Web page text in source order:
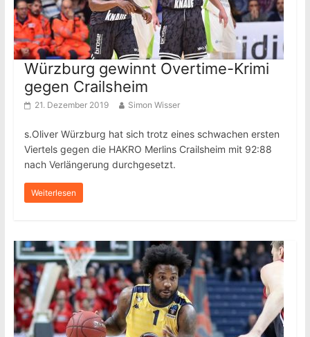
Würzburg gewinnt Overtime-Krimi
gegen Crailsheim
21. Dezember 2019 Simon Wisser
s.Oliver Würzburg hat sich trotz eines schwachen ersten
Viertels gegen die HAKRO Merlins Crailsheim mit 92:88
nach Verlängerung durchgesetzt.
Weiterlesen